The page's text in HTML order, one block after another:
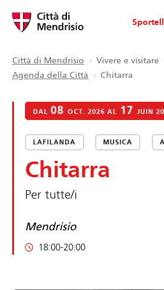
Città di Mendrisio Vivere e visitare
Agenda della Città
Chitarra
DAL08 OCT. 2026 AL 17 JUIN
LAFILANDA MUSICA
Chitarra
Per tutte/i
Mendrisio
18:00-20:00